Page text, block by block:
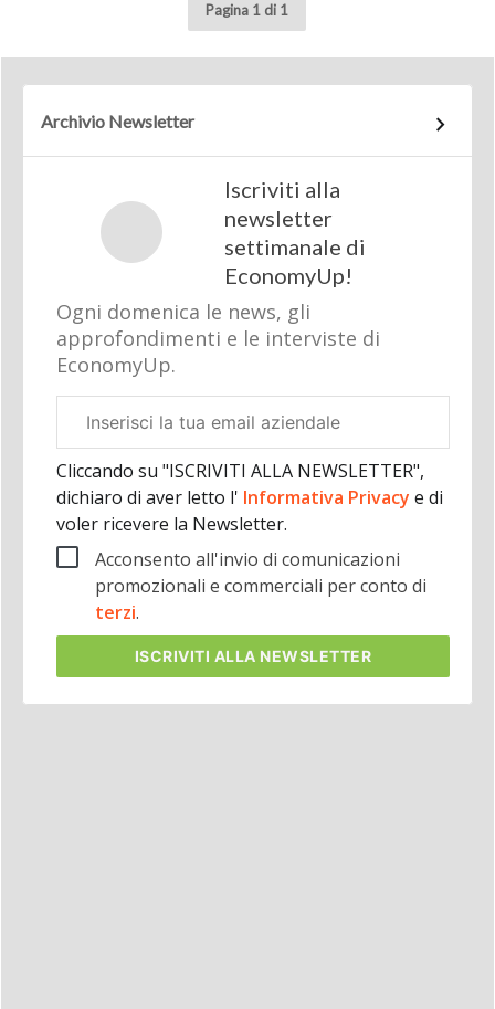
Pagina 1 di 1
Archivio Newsletter
Iscriviti alla
newsletter
settimanale di
EconomyUp!
Ogni domenica le news, gli
approfondimenti e le interviste di
EconomyUp.
aziendale
Cliccando su "ISCRIVITI ALLA NEWSLETTER",
dichiaro di aver letto l' Informativa Privacy e di
voler ricevere la Newsletter.
Acconsento all'invio di comunicazioni
promozionali e commerciali per conto di
terzi.
ISCRIVITI ALLA NEWSLETTER